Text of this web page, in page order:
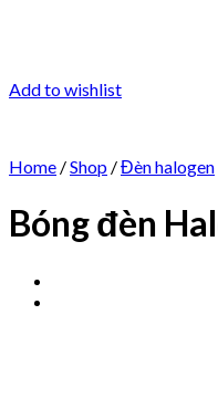
Add to wishlist
Home /Shop /Đèn halogen
Bóng đèn